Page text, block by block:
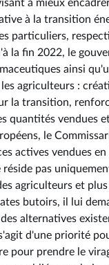
à mieux
à la transition
particuliers,
la fin 2022, le
ainsi
agriculteurs :
la transition,
quantités vendues
le
actives vendues
réside pas
agriculteurs et
butoirs, il lui
alternatives
d'une priorité
pour prendre le